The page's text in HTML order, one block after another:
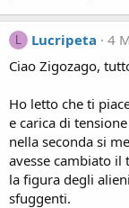
L Lucripeta
4
Ciao Zigozago,
Ho letto che ti
e carica di
nella seconda si
avesse cambiato
la figura degli
sfuggenti.